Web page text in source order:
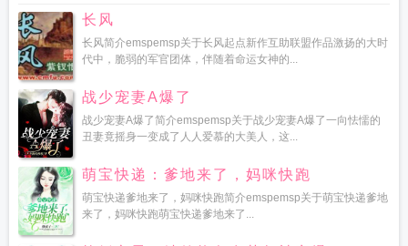
长风
长风简介emspemsp关于长风起点新作互助联盟作品激扬的大时
代中，脆弱的军官团体，伴随着命运女神的...
战少宠妻A爆了
战少宠妻A爆了简介emspemsp关于战少宠妻A爆了一向怯懦的
丑妻竟摇身一变成了人人爱慕的大美人，这...
萌宝快递：爹地来了，妈咪快跑
萌宝快递爹地来了，妈咪快跑简介emspemsp关于萌宝快递爹地
来了，妈咪快跑萌宝快递爹地来了...